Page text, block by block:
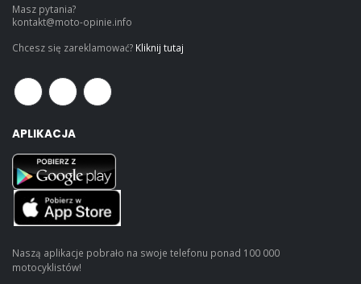
Masz pytania?
kontakt@moto-opinie.info
Chcesz się zareklamować? Kliknij tutaj
APLIKACJA
Naszą aplikacje pobrało na swoje telefonu ponad 100 000
motocyklistów!